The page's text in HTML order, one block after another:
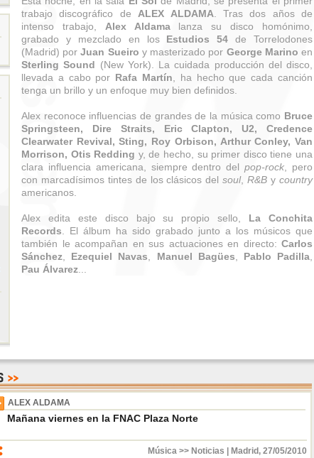
trabajo discográfico de ALEX ALDAMA . Tras dos años de
intenso trabajo, Alex Aldamalanza su disco homónimo,
grabado y mezclado en los Estudios 54 de Torrelodones
(Madrid) porJuan Sueiro y masterizado por George Marino en
Sterling Sound (New York). La cuidada producción del disco,
llevada a cabo por Rafa Martín , ha hecho que cada canción
tenga un brillo y un enfoque muy bien definidos.
Alex reconoce influencias de grandes de la música como Bruce
Springsteen, Dire Straits, Eric Clapton, U2, Credence
Clearwater Revival, Sting, Roy Orbison, Arthur Conley, Van
Morrison, Otis Redding y, de hecho, su primer disco tiene una
clara influencia americana, siempre dentro delpop-rock , pero
con marcadísimos tintes de los clásicos delsoul,R&B ycountry
americanos.
Alex edita este disco bajo su propio sello, La Conchita
Records . El álbum ha sido grabado junto a los músicos que
también le acompañan en sus actuaciones en directo: Carlos
Sánchez
Ezequiel Navas Manuel Bagües Pablo Padilla
Pau Álvarez
ALEX ALDAMA
Mañana viernes en la FNAC Plaza Norte
Música >> Noticias Madrid , 27/05/2010